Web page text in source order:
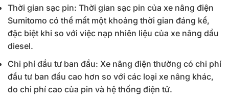
Thời gian sạc pin: Thời gian sạc pin của xe nâng điện
Sumitomo có thể mất một khoảng thời gian đáng kể,
đặc biệt khi so với việc nạp nhiên liệu của xe nâng dầu
diesel.
Chi phí đầu tư ban đầu: Xe nâng điện thường có chi phí
đầu tư ban đầu cao hơn so với các loại xe nâng khác,
do chi phí cao của pin và hệ thống điện tử.